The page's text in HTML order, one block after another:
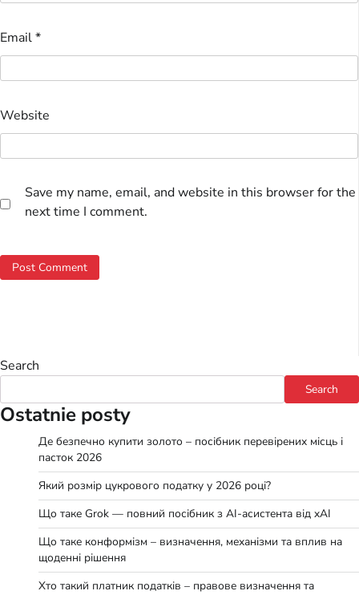
Email*
Website
Save my name, email, and website in this browser for the
next time I comment.
Search
Search
Ostatnie posty
Де безпечно купити золото – посібник перевірених місць і
пасток 2026
Який розмір цукрового податку у 2026 році?
Що таке Grok — повний посібник з AI-асистента від xAI
Що таке конформізм – визначення, механізми та вплив на
щоденні рішення
Хто такий платник податків – правове визначення та